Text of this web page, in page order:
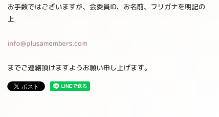
お手数ではございますが、会委員ID、お名前、フリガナを明記の
上
info@plusamembers.com
までご連絡頂けますようお願い申し上げます。